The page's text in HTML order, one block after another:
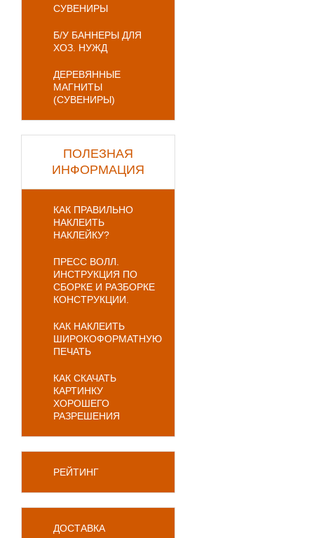
СУВЕНИРЫ
Б/У БАННЕРЫ ДЛЯ
ХОЗ. НУЖД
ДЕРЕВЯННЫЕ
МАГНИТЫ
(СУВЕНИРЫ)
ПОЛЕЗНАЯ
ИНФОРМАЦИЯ
КАК ПРАВИЛЬНО
НАКЛЕИТЬ
НАКЛЕЙКУ?
ПРЕСС ВОЛЛ.
ИНСТРУКЦИЯ ПО
СБОРКЕ И РАЗБОРКЕ
КОНСТРУКЦИИ.
КАК НАКЛЕИТЬ
ШИРОКОФОРМАТНУЮ
ПЕЧАТЬ
КАК СКАЧАТЬ
КАРТИНКУ
ХОРОШЕГО
РАЗРЕШЕНИЯ
РЕЙТИНГ
ДОСТАВКА